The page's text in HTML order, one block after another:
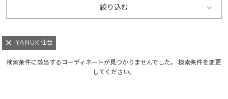
絞り込む
YANUK 仙台
検索条件に該当するコーディネートが見つかりませんでした。 検索条件を変更
してください。